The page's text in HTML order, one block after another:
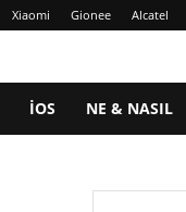
Xiaomi Gionee Alcatel
IOS NE & NASIL